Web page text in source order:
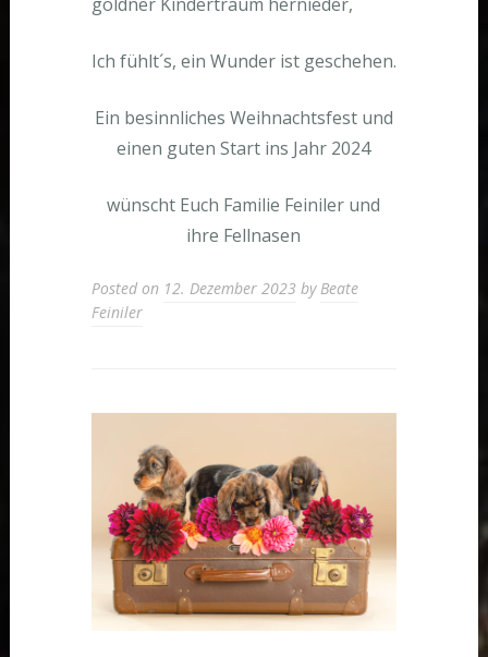
Ich fühlt´s, ein Wunder ist geschehen.
Ein besinnliches Weihnachtsfest und
einen guten Start ins Jahr 2024
wünscht Euch Familie Feiniler und
ihre Fellnasen
Posted on 12. Dezember 2023 by Beate
Feiniler